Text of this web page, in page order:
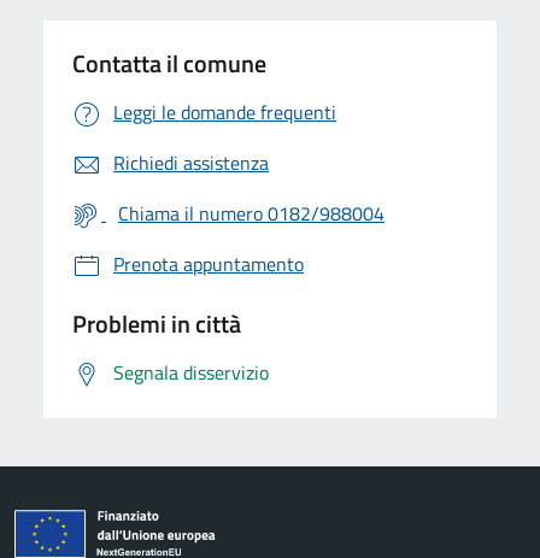
Contatta il comune
Leggi le domande frequenti
Richiedi assistenza
Chiama il numero 0182/988004
Prenota appuntamento
Problemi in città
Segnala disservizio